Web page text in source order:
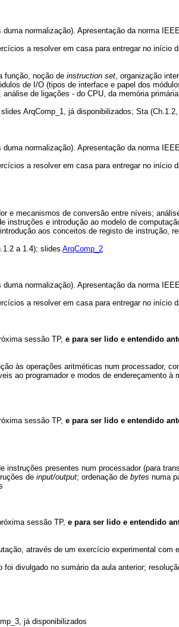
normalização). Apresentação da norma
a resolver em casa para entregar no início
função, noção de instruction set, organização
de I/O (tipos de interface e papel dos
de ligações - do CPU, da memória
ArqComp_1, já disponibilizados; Sta
normalização). Apresentação da norma
a resolver em casa para entregar no início
e mecanismos de conversão entre níveis;
e introdução ao modelo de
aos conceitos de registo de instrução,
a 1.4); slides ArqComp_2
normalização). Apresentação da norma
a resolver em casa para entregar no início
sessão TP, e para ser lido e entendido
às operações aritméticas num processador,
ao programador e modos de endereçamento à
sessão TP, e para ser lido e entendido
instruções presentes num processador (para
de input/output; ordenação de bytes numa
sessão TP, e para ser lido e entendido
através de um exercício experimental
divulgado no sumário da aula anterior;
já disponibilizados